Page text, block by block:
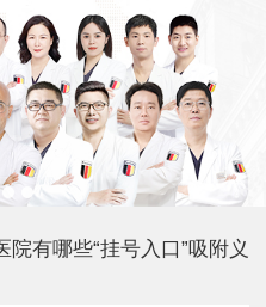
有哪些“挂号入口”吸附义